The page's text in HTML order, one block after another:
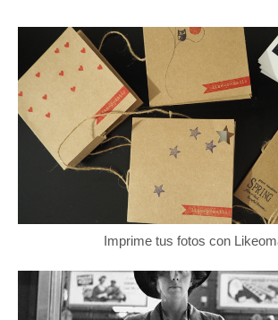
Imprime tus fotos con